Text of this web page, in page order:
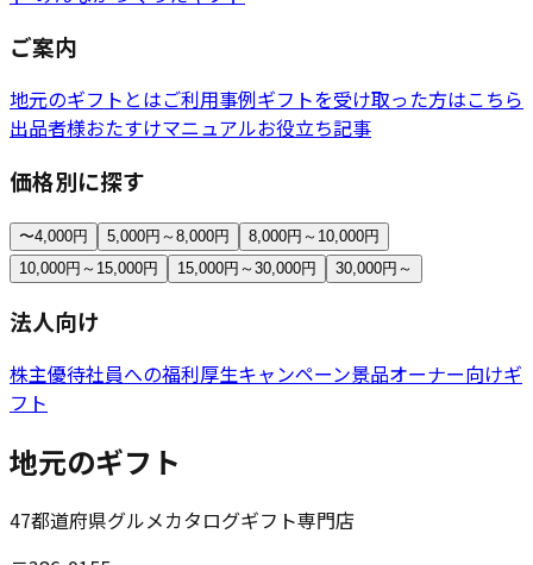
ご案内
地元のギフトとはご利用事例ギフトを受け取った方はこちら
出品者様おたすけマニュアルお役立ち記事
価格別に探す
〜4,000円 5,000円～8,000円
8,000円～10,000円
10,000円～15,000円
15,000円～30,000円 30,000円～
法人向け
株主優待社員への福利厚生キャンペーン景品オーナー向けギ
フト
地元のギフト
47都道府県グルメカタログギフト専門店